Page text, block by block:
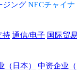
ジング NECチャイ
持 通信/电子 国际贸
（日本） 中资企业（